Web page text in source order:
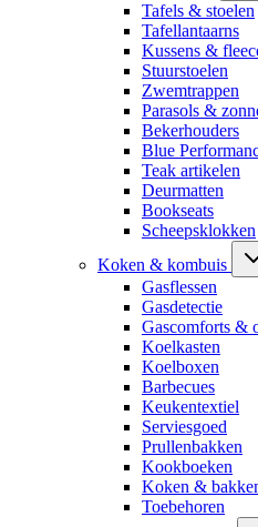
Tafels & stoelen
Tafellantaarns
Kussens &
Stuurstoelen
Zwemtrappen
Parasols &
Bekerhouders
Blue
Teak artikelen
Deurmatten
Bookseats
Scheepsklokken
Koken & kombuis
Gasflessen
Gasdetectie
Gascomforts &
Koelkasten
Koelboxen
Barbecues
Keukentextiel
Serviesgoed
Prullenbakken
Kookboeken
Koken &
Toebehoren